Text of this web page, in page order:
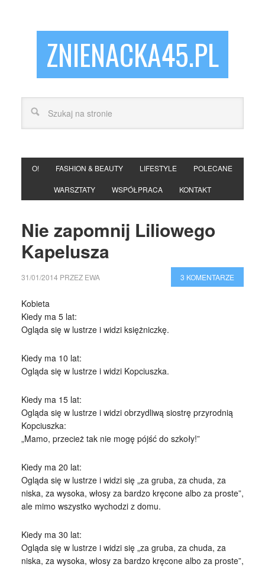
ZNIENACKA45.PL
O! FASHION & BEAUTY LIFESTYLE POLECANE
WARSZTATY WSPÓŁPRACA KONTAKT
Nie zapomnij Liliowego
Kapelusza
31/01/2014 PRZEZ EWA 3 KOMENTARZE
Kobieta
Kiedy ma 5 lat:
Ogląda się w lustrze i widzi księżniczkę.
Kiedy ma 10 lat:
Ogląda się w lustrze i widzi Kopciuszka.
Kiedy ma 15 lat:
Ogląda się w lustrze i widzi obrzydliwą siostrę przyrodnią
Kopciuszka:
„Mamo, przecież tak nie mogę pójść do szkoły!”
Kiedy ma 20 lat:
Ogląda się w lustrze i widzi się „za gruba, za chuda, za
niska, za wysoka, włosy za bardzo kręcone albo za proste”,
ale mimo wszystko wychodzi z domu.
Kiedy ma 30 lat:
Ogląda się w lustrze i widzi się „za gruba, za chuda, za
niska, za wysoka, włosy za bardzo kręcone albo za proste”,